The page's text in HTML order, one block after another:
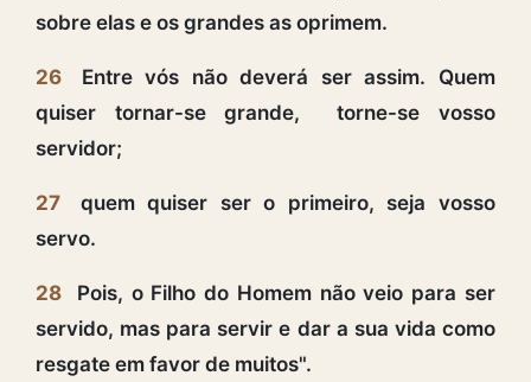
sobre elas e os grandes as oprimem.
26
Entre vós não deverá ser assim. Quem
quiser tornar-se grande, torne-se vosso
servidor;
27
quem quiser ser o primeiro, seja vosso
servo.
28
Pois, o Filho do Homem não veio para ser
servido, mas para servir e dar a sua vida como
resgate em favor de muitos".